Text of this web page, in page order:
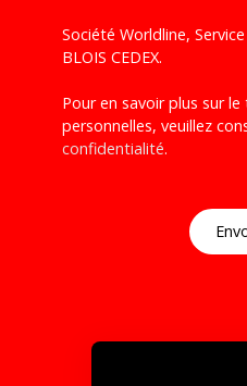
Société Worldline,
BLOIS CEDEX.
Pour en savoir plus sur
personnelles, veuillez
confidentialité.